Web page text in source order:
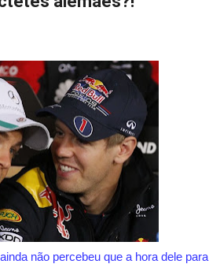
não percebeu que a hora dele